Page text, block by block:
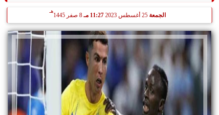
الجمعة 11:27 مـ 8 صفر 1445
هـ